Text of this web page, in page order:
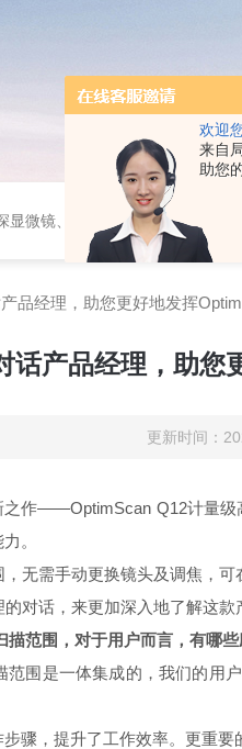
欢迎
来自
助您
显微镜、蔡司工业显微镜
品经理，助您更好地发挥
话产品经理，助您
更新时间：
作——OptimScan Q12计量
。
无需手动更换镜头及调焦，
对话，来更加深入地了解这款
范围，对于用户而言，有哪些
围是一体集成的，我们的
骤，提升了工作效率。更重